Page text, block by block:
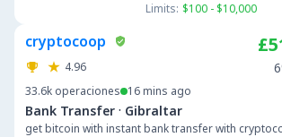
Limits: $100 - $10,000
cryptocoop
4.96
33.6k operaciones 16 mins ago
Bank Transfer · Gibraltar
get bitcoin with instant bank transfer with